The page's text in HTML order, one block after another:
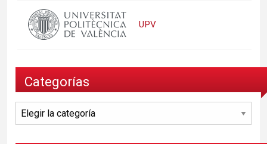
UPV
Categorías
Categorías